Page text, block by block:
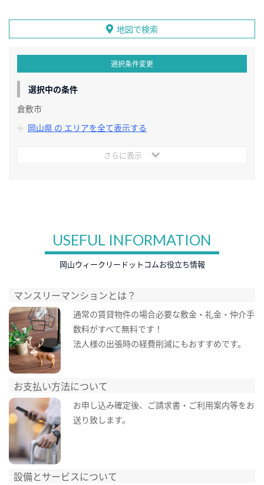
地図で検索
選択条件変更
選択中の条件
倉敷市
岡山県 の エリアを全て表示する
さらに表示
USEFUL INFORMATION
岡山ウィークリードットコムお役立ち情報
マンスリーマンションとは？
通常の賃貸物件の場合必要な敷金・礼金・仲介手
数料がすべて無料です！
法人様の出張時の経費削減にもおすすめです。
お支払い方法について
お申し込み確定後、ご請求書・ご利用案内等をお
送り致します。
設備とサービスについて